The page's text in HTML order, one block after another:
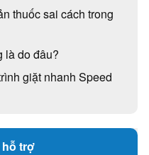
thuốc sai cách trong
là do đâu?
giặt nhanh Speed
trợ